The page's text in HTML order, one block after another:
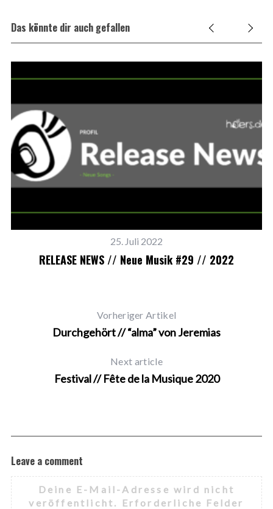
Das könnte dir auch gefallen
25. Juli 2022
RELEASE NEWS // Neue Musik #29 // 2022
Vorheriger Artikel
Durchgehört // “alma” von Jeremias
Next article
Festival // Fête de la Musique 2020
Leave a comment
Deine E-Mail-Adresse wird nicht
veröffentlicht.
Erforderliche Felder